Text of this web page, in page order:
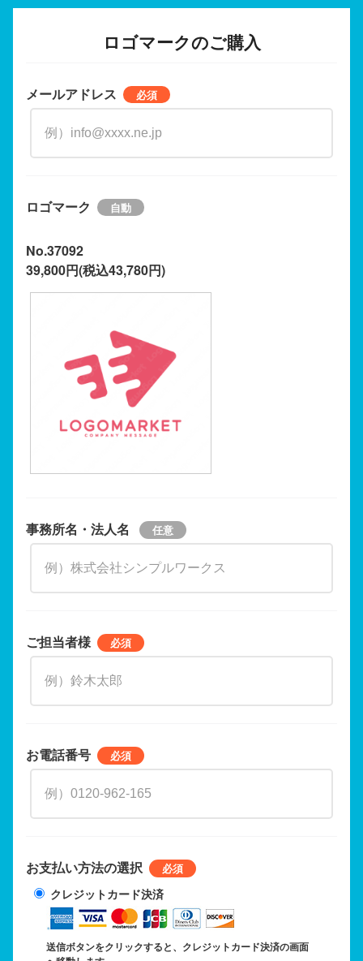
ロゴマークのご購入
メールアドレス
ロゴマーク
No.37092
39,800円(税込43,780円)
事務所名・法人名
ご担当者様
お電話番号
お支払い方法の選択
クレジットカード決済
送信ボタンをクリックすると、クレジットカード決済の画面